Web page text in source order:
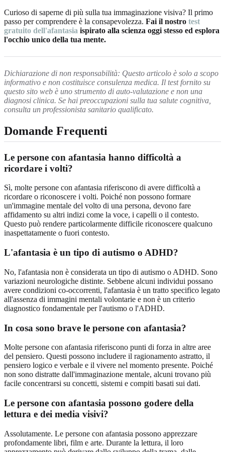
Curioso di saperne di più sulla tua immaginazione visiva? Il primo
passo per comprendere è la consapevolezza. Fai il nostro test
gratuito dell'afantasia ispirato alla scienza oggi stesso ed esplora
l'occhio unico della tua mente.
Dichiarazione di non responsabilità: Questo articolo è solo a scopo
informativo e non costituisce consulenza medica. Il test fornito su
questo sito web è uno strumento di auto-valutazione e non una
diagnosi clinica. Se hai preoccupazioni sulla tua salute cognitiva,
consulta un professionista sanitario qualificato.
Domande Frequenti
Le persone con afantasia hanno difficoltà a
ricordare i volti?
Sì, molte persone con afantasia riferiscono di avere difficoltà a
ricordare o riconoscere i volti. Poiché non possono formare
un'immagine mentale del volto di una persona, devono fare
affidamento su altri indizi come la voce, i capelli o il contesto.
Questo può rendere particolarmente difficile riconoscere qualcuno
inaspettatamente o fuori contesto.
L'afantasia è un tipo di autismo o ADHD?
No, l'afantasia non è considerata un tipo di autismo o ADHD. Sono
variazioni neurologiche distinte. Sebbene alcuni individui possano
avere condizioni co-occorrenti, l'afantasia è un tratto specifico legato
all'assenza di immagini mentali volontarie e non è un criterio
diagnostico fondamentale per l'autismo o l'ADHD.
In cosa sono brave le persone con afantasia?
Molte persone con afantasia riferiscono punti di forza in altre aree
del pensiero. Questi possono includere il ragionamento astratto, il
pensiero logico e verbale e il vivere nel momento presente. Poiché
non sono distratte dall'immaginazione mentale, alcuni trovano più
facile concentrarsi su concetti, sistemi e compiti basati sui dati.
Le persone con afantasia possono godere della
lettura e dei media visivi?
Assolutamente. Le persone con afantasia possono apprezzare
profondamente libri, film e arte. Durante la lettura, il loro